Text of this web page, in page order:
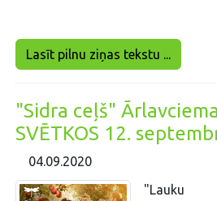
Lasīt pilnu ziņas tekstu ...
"Sidra ceļš"
SVĒTKOS 12.
04.09.2020
"Lauku